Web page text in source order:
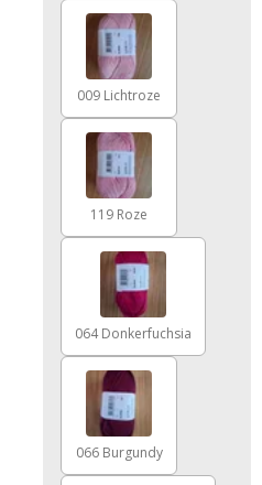
009 Lichtroze
119 Roze
064 Donkerfuchsia
066 Burgundy